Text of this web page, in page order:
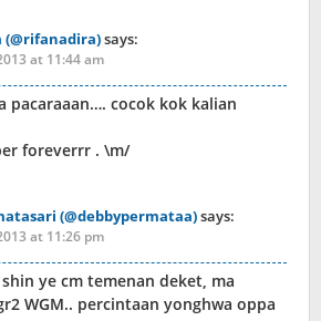
(@rifanadira)says:
at 11:44 am
pacaraaan…. cocok kok kalian
foreverrr . \m/
(@debbypermataa)says:
at 11:26 pm
ye cm temenan deket, ma
WGM.. percintaan yonghwa oppa